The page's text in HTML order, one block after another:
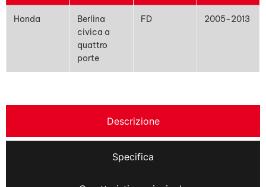
Honda
Berlina
civica a
quattro
porte
FD 2005-2013
Descrizione
Specifica